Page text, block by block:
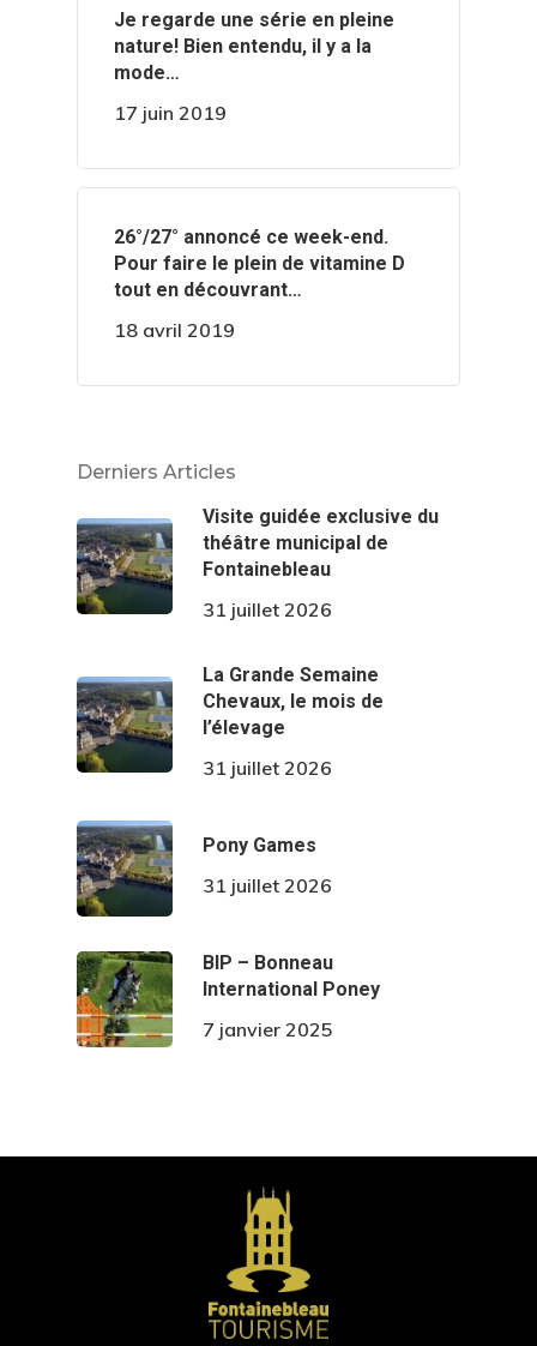
‍️Je regarde une série en pleine
nature! Bien entendu, il y a la
mode…
17 juin 2019
️️26°/27° annoncé ce week-end.
Pour faire le plein de vitamine D
tout en découvrant…
18 avril 2019
Derniers Articles
Visite guidée exclusive du
théâtre municipal de
Fontainebleau
31 juillet 2026
La Grande Semaine
Chevaux, le mois de
l’élevage
31 juillet 2026
Pony Games
31 juillet 2026
BIP – Bonneau
International Poney
7 janvier 2025